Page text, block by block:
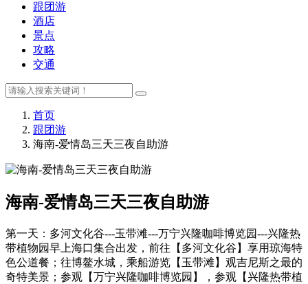
跟团游
酒店
景点
攻略
交通
首页
跟团游
海南-爱情岛三天三夜自助游
海南-爱情岛三天三夜自助游
第一天：多河文化谷---玉带滩---万宁兴隆咖啡博览园---兴隆热
带植物园早上海口集合出发，前往【多河文化谷】享用琼海特
色公道餐；往博鳌水城，乘船游览【玉带滩】观吉尼斯之最的
奇特美景；参观【万宁兴隆咖啡博览园】，参观【兴隆热带植